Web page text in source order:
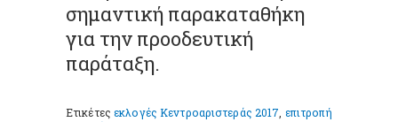
σημαντική παρακαταθήκη
για την προοδευτική
παράταξη.
Ετικέτες εκλογές Κεντροαριστεράς 2017 επιτροπή